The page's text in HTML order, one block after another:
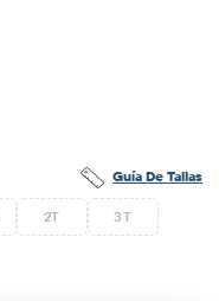
Guía De Tallas
2T 3T